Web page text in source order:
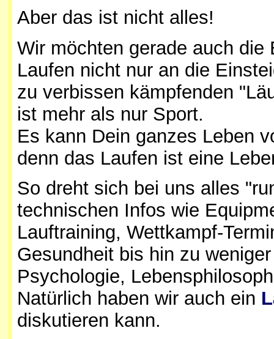
Aber das ist nicht alles!
Wir möchten gerade auch die
Laufen nicht nur an die
zu verbissen kämpfenden
ist mehr als nur Sport.
Es kann Dein ganzes Leben
denn das Laufen ist eine
So dreht sich bei uns alles
technischen Infos wie
Lauftraining, Wettkampf-
Gesundheit bis hin zu
Psychologie,
Natürlich haben wir auch ein
diskutieren kann.